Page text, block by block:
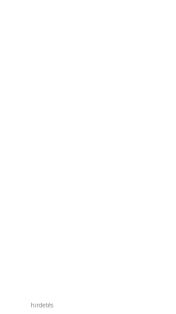
hirdetés